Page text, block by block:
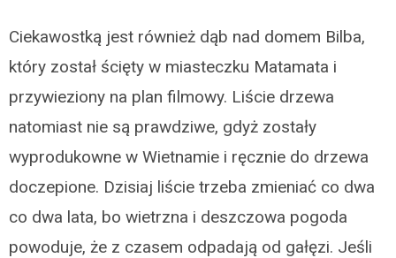
Ciekawostką jest również dąb nad domem Bilba,
który został ścięty w miasteczku Matamata i
przywieziony na plan filmowy. Liście drzewa
natomiast nie są prawdziwe, gdyż zostały
wyprodukowne w Wietnamie i ręcznie do drzewa
doczepione. Dzisiaj liście trzeba zmieniać co dwa
co dwa lata, bo wietrzna i deszczowa pogoda
powoduje, że z czasem odpadają od gałęzi. Jeśli